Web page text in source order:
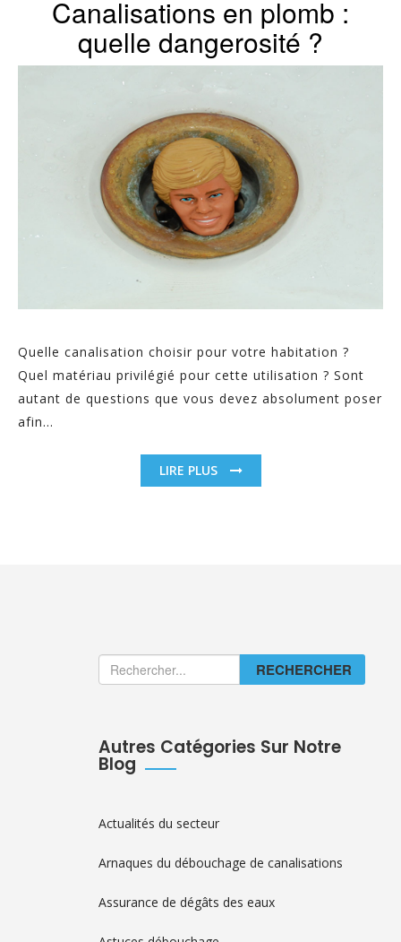
Canalisations en plomb :
quelle dangerosité ?
Quelle canalisation choisir pour votre habitation ?
Quel matériau privilégié pour cette utilisation ? Sont
autant de questions que vous devez absolument poser
afin...
LIRE PLUS
RECHERCHER
Autres Catégories Sur Notre
Blog
Actualités du secteur
Arnaques du débouchage de canalisations
Assurance de dégâts des eaux